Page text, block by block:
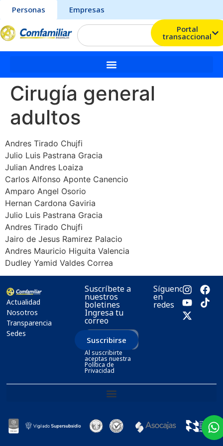
Personas
Empresas
Portal
transaccional
Cirugía general
adultos
Andres Tirado Chujfi
Julio Luis Pastrana Gracia
Julian Andres Loaiza
Carlos Alfonso Aponte Canencio
Amparo Angel Osorio
Hernan Cardona Gaviria
Julio Luis Pastrana Gracia
Andres Tirado Chujfi
Jairo de Jesus Ramirez Palacio
Andres Mauricio Higuita Valencia
Dudley Yamid Valdes Correa
Actualidad
Nosotros
Transparencia
Sedes
Suscríbete a
nuestros
boletines
Ingresa tu
correo
Suscribirse
Al suscribirte
aceptas nuestra
Política de
Privacidad
Síguenos
en
redes